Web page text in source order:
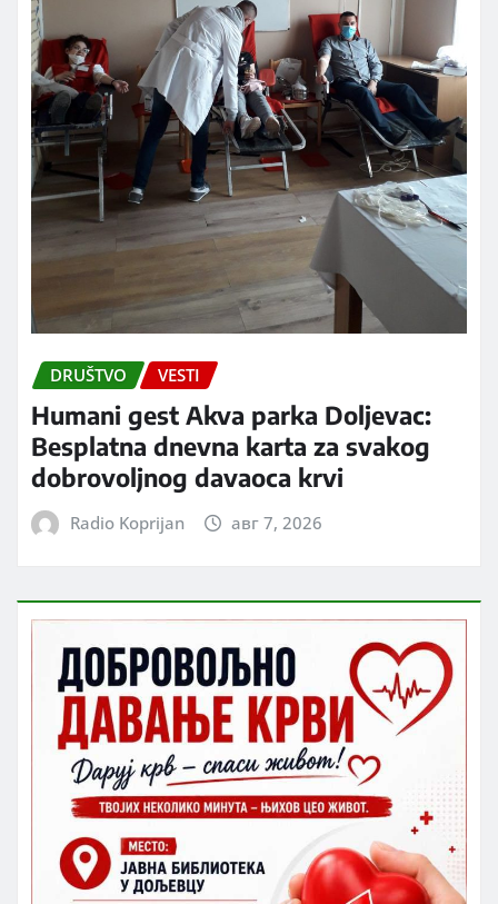
DRUŠTVO VESTI
Humani gest Akva parka Doljevac:
Besplatna dnevna karta za svakog
dobrovoljnog davaoca krvi
Radio Koprijan авг 7, 2026